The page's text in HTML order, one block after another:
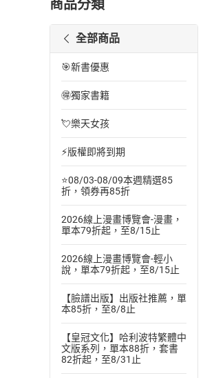
商品分類
全部商品
🎯新書優惠
🉐獨家書籍
💘樂天女孩
⚡版權即將到期
⭐08/03-08/09本週精選85
折，領券再85折
2026線上漫畫博覽會-漫畫，
單本79折起，至8/15止
2026線上漫畫博覽會-輕小
說，單本79折起，至8/15止
【臉譜出版】出版社推薦，單
本85折，至8/8止
【皇冠文化】哈利波特繁體中
文版系列，單本88折，套書
82折起，至8/31止